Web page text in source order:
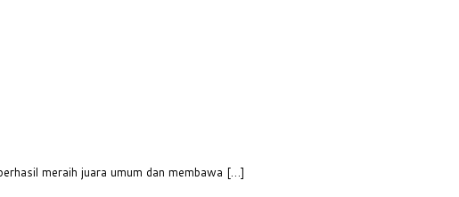
meraih juara umum dan membawa […]